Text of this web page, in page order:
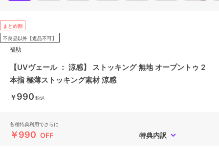
まとめ割
不良品以外【返品不可】
福助
【UVヴェール ： 涼感】 ストッキング 無地 オープントゥ 2
本指 極薄ストッキング素材 涼感
￥990 税込
各種特典利用でさらに
￥990 OFF 特典内訳